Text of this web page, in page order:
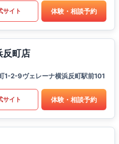
サイト 体験・相談予約
反町店
1-2-9ヴェレーナ横浜反町駅前101
サイト 体験・相談予約